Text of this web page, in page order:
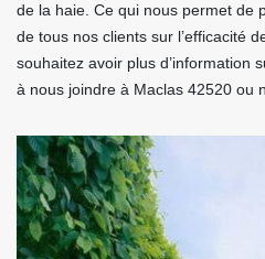
de la haie. Ce qui nous permet de
de tous nos clients sur l’efficacité
souhaitez avoir plus d’information
à nous joindre à Maclas 42520 ou